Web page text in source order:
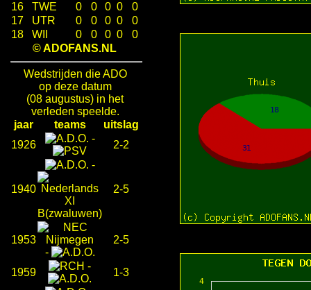
16
TWE 0 0 0 0
0
17
UTR 0 0 0 0
0
18
WII 0 0 0 0
0
© ADOFANS.NL
Wedstrijden die ADO
op deze datum
(08 augustus) in het
verleden speelde.
jaar
teams
uitslag
1926
-
2-2
1940
-
2-5
1953
-
2-5
1959
-
1-3